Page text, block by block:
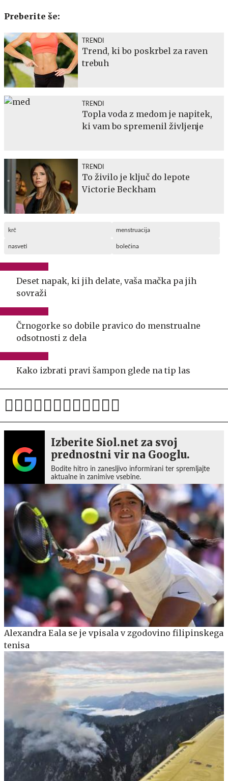
Preberite še:
TRENDI
Trend, ki bo poskrbel za raven
trebuh
TRENDI
Topla voda z medom je napitek,
ki vam bo spremenil življenje
TRENDI
To živilo je ključ do lepote
Victorie Beckham
krč menstruacija
nasveti bolečina
Deset napak, ki jih delate, vaša mačka pa jih
sovraži
Črnogorke so dobile pravico do menstrualne
odsotnosti z dela
Kako izbrati pravi šampon glede na tip las
Izberite Siol.net za svoj
prednostni vir na Googlu.
Bodite hitro in zanesljivo informirani ter spremljajte
aktualne in zanimive vsebine.
Alexandra Eala se je vpisala v zgodovino filipinskega
tenisa